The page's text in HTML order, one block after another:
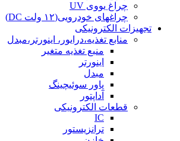
چراغ یووی UV
چراغهای خودرویی(۱۲ ولت DC)
تجهیزات الکترونیکی
منابع تغذیه،درایور، اینورتر،مبدل
منبع تغذیه متغیر
اینورتر
مبدل
پاور سوئیچینگ
آداپتور
قطعات الکترونیکی
IC
ترانزیستور